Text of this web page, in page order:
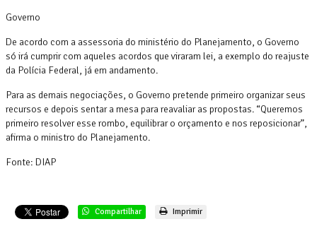
Governo
De acordo com a assessoria do ministério do Planejamento, o Governo
só irá cumprir com aqueles acordos que viraram lei, a exemplo do reajuste
da Polícia Federal, já em andamento.
Para as demais negociações, o Governo pretende primeiro organizar seus
recursos e depois sentar a mesa para reavaliar as propostas. “Queremos
primeiro resolver esse rombo, equilibrar o orçamento e nos reposicionar”,
afirma o ministro do Planejamento.
Fonte: DIAP
Compartilhar Imprimir